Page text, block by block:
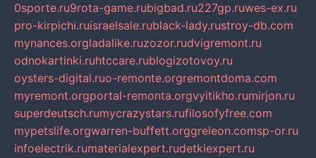
0sporte.ru9rota-game.rubigbad.ru227gp.ruwes-ex.ru
pro-kirpichi.ruisraelsale.rublack-lady.rustroy-db.com
mynances.orgladalike.ruzozor.rudvigremont.ru
odnokartinki.ruhtccare.rublogizotovoy.ru
oysters-digital.ruo-remonte.orgremontdoma.com
myremont.orgportal-remonta.orgvyitikho.rumirjon.ru
superdeutsch.rumycrazystars.rufilosofyfree.com
mypetslife.orgwarren-buffett.orggreleon.comsp-or.ru
infoelectrik.rumaterialexpert.rudetkiexpert.ru